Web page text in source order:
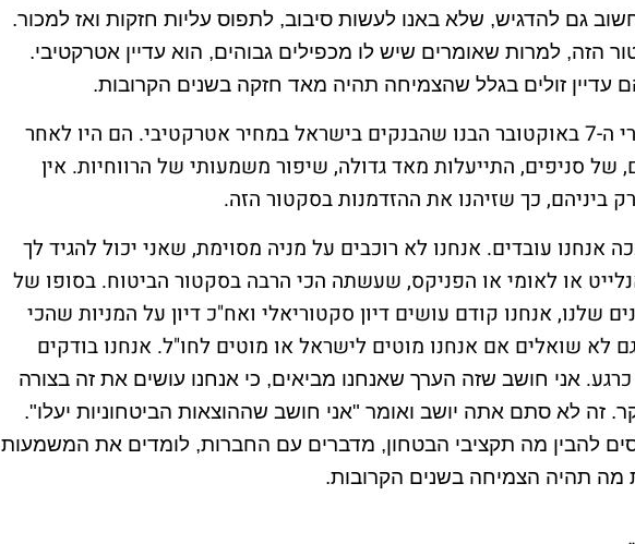
גם להדגיש, שלא באנו לעשות סיבוב, לתפוס עליות חזקות ואז למכור.
הזה, למרות שאומרים שיש לו מכפילים גבוהים, הוא עדיין אטרקטיבי.
עדיין זולים בגלל שהצמיחה תהיה מאד חזקה בשנים הקרובות.
"דוגמה נוספת מישראל. אחרי ה-7 באוקטובר הבנו שהבנקים בישראל במחיר אטרקטיבי. הם היו לאחר
של סניפים, התייעלות מאד גדולה, שיפור משמעותי של הרווחיות. אין
ביניהם, כך שזיהנו את ההזדמנות בסקטור הזה.
אנחנו עובדים. אנחנו לא רוכבים על מניה מסוימת, שאני יכול להגיד לך
או לאומי או הפניקס, שעשתה הכי הרבה בסקטור הביטוח. בסופו של
שלנו, אנחנו קודם עושים דיון סקטוריאלי ואח"כ דיון על המניות שהכי
לא שואלים אם אנחנו מוטים לישראל או מוטים לחו"ל. אנחנו בודקים
אני חושב שזה הערך שאנחנו מביאים, כי אנחנו עושים את זה בצורה
זה לא סתם אתה יושב ואומר "אני חושב שההוצאות הביטחוניות יעלו".
להבין מה תקציבי הבטחון, מדברים עם החברות, לומדים את המשמעות
מה תהיה הצמיחה בשנים הקרובות.